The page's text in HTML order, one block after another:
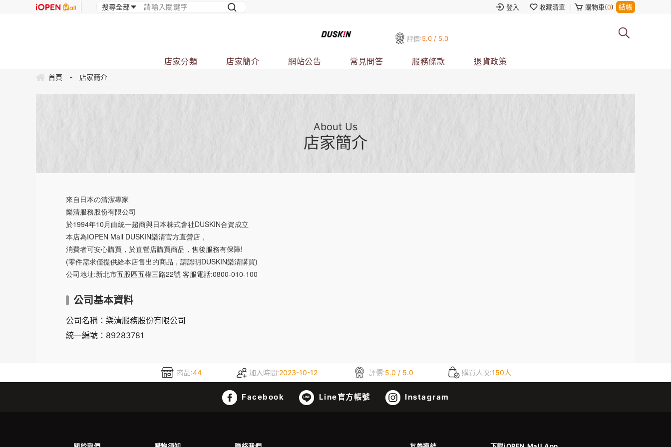
登入 收藏清單 購物車(0) 結帳
評價:5.0 / 5.0
店家分類 店家簡介 網站公告 常見問答 服務條款 退貨政策
首頁 - 店家簡介
About Us
店家簡介
來自日本の清潔專家
樂清服務股份有限公司
於1994年10月由統一超商與日本株式會社DUSKIN合資成立
本店為IOPEN Mall DUSKIN樂清官方直營店，
消費者可安心購買，於直營店購買商品，售後服務有保障!
(零件需求僅提供給本店售出的商品，請認明DUSKIN樂清購買)
公司地址:新北市五股區五權三路22號 客服電話:0800-010-100
公司基本資料
公司名稱：樂清服務股份有限公司
統一編號：89283781
商品:44 加入時間:2023-10-12 評價:5.0 / 5.0 購買人次:150人
Facebook Line官方帳號 Instagram